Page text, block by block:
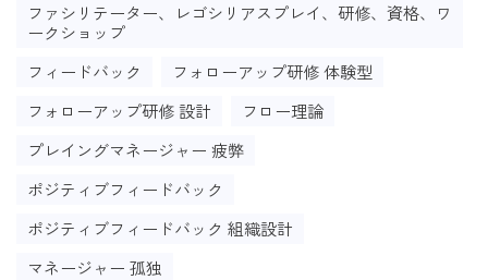
ファシリテーター、レゴシリアスプレイ、研修、資格、ワ
ークショップ
フィードバック
フォローアップ研修 体験型
フォローアップ研修 設計
フロー理論
プレイングマネージャー 疲弊
ポジティブフィードバック
ポジティブフィードバック 組織設計
マネージャー 孤独